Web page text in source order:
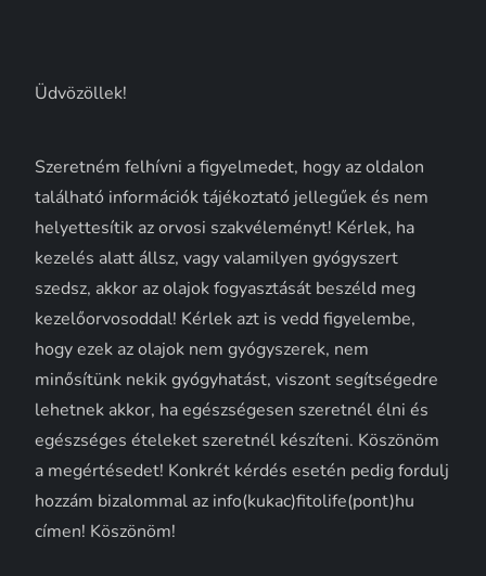
Üdvözöllek!
Szeretném felhívni a figyelmedet, hogy az oldalon
található információk tájékoztató jellegűek és nem
helyettesítik az orvosi szakvéleményt! Kérlek, ha
kezelés alatt állsz, vagy valamilyen gyógyszert
szedsz, akkor az olajok fogyasztását beszéld meg
kezelőorvosoddal! Kérlek azt is vedd figyelembe,
hogy ezek az olajok nem gyógyszerek, nem
minősítünk nekik gyógyhatást, viszont segítségedre
lehetnek akkor, ha egészségesen szeretnél élni és
egészséges ételeket szeretnél készíteni. Köszönöm
a megértésedet! Konkrét kérdés esetén pedig fordulj
hozzám bizalommal az info(kukac)fitolife(pont)hu
címen! Köszönöm!